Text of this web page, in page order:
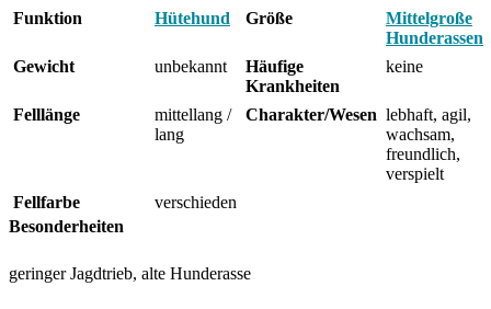
Funktion
Hütehund Größe
Mittelgroße
Hunderassen
Gewicht
unbekannt
Häufige
Krankheiten
keine
Felllänge
mittellang /
lang
Charakter/Wesen lebhaft, agil,
wachsam,
freundlich,
verspielt
Fellfarbe
verschieden
Besonderheiten
geringer Jagdtrieb, alte Hunderasse